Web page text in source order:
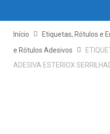
Início Etiquetas, Rótulos e
e Rótulos Adesivos
ADESIVA ESTERIOX